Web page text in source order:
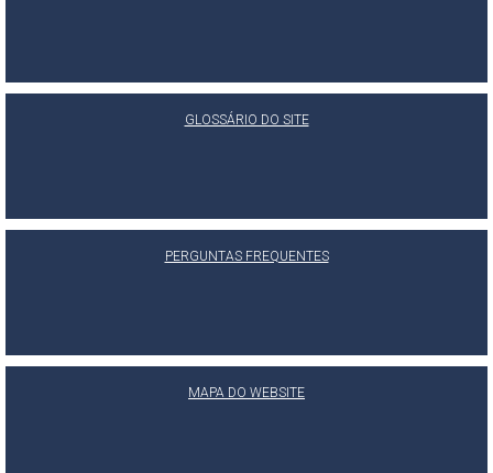
GLOSSÁRIO DO SITE
PERGUNTAS FREQUENTES
MAPA DO WEBSITE